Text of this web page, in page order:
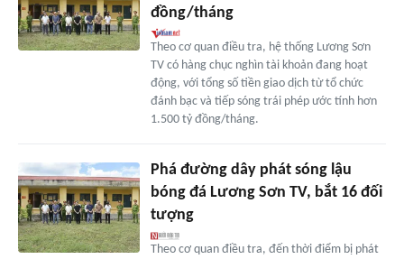
đồng/tháng
Theo cơ quan điều tra, hệ thống Lương Sơn
TV có hàng chục nghìn tài khoản đang hoạt
động, với tổng số tiền giao dịch từ tổ chức
đánh bạc và tiếp sóng trái phép ước tính hơn
1.500 tỷ đồng/tháng.
Phá đường dây phát sóng lậu
bóng đá Lương Sơn TV, bắt 16 đối
tượng
Theo cơ quan điều tra, đến thời điểm bị phát